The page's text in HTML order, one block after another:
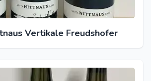
Vertikale Freudshofer